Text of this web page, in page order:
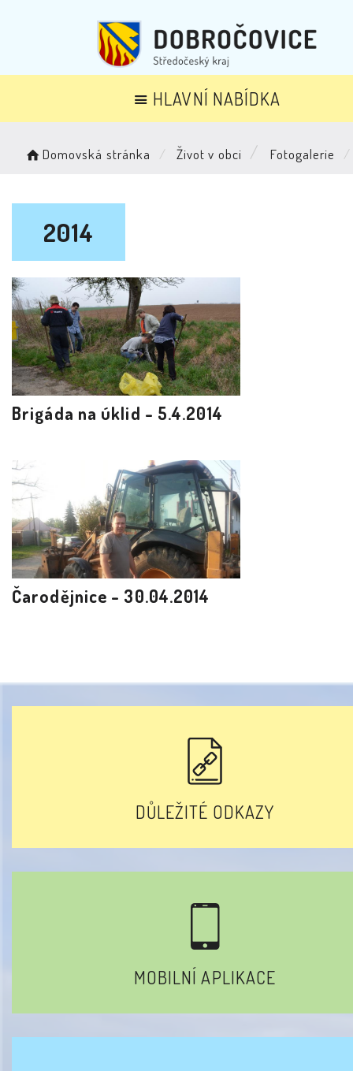
HLAVNÍ NABÍDKA
Domovská stránka Život v obci Fotogalerie
2014
Brigáda na úklid - 5.4.2014
Čarodějnice - 30.04.2014
DŮLEŽITÉ ODKAZY
MOBILNÍ APLIKACE